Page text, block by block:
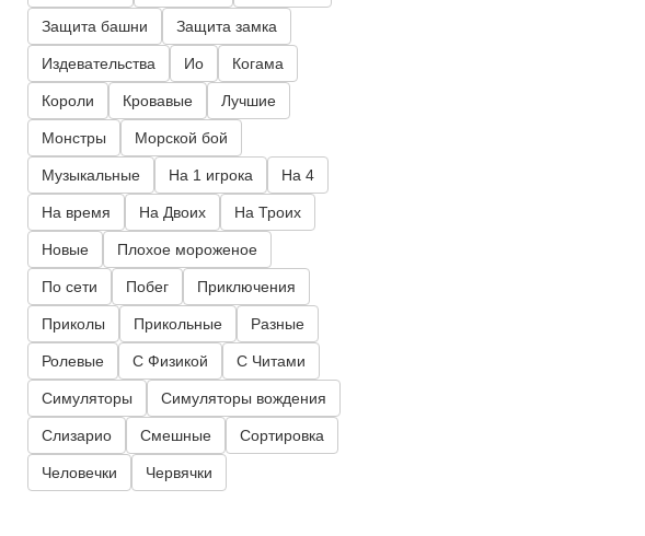
Защита башни Защита замка
Издевательства Ио Когама
Короли Кровавые Лучшие
Монстры Морской бой
Музыкальные На 1 игрока На 4
На время На Двоих На Троих
Новые Плохое мороженое
По сети Побег Приключения
Приколы Прикольные Разные
Ролевые С Физикой С Читами
Симуляторы Симуляторы вождения
Слизарио Смешные Сортировка
Человечки Червячки